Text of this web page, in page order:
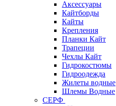
Аксессуары
Кайтборды
Кайты
Крепления
Планки Кайт
Трапеции
Чехлы Кайт
Гидрокостюмы
Гидроодежда
Жилеты водные
Шлемы Водные
СЕРФ